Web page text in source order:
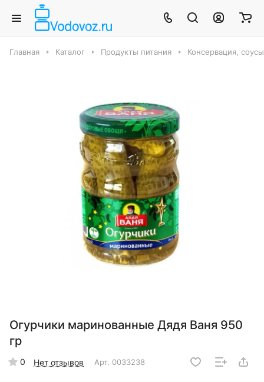
Главная Каталог Продукты питания Консервация,
Огурчики маринованные Дядя Ваня 950
гр
0 Нет отзывов Арт. 0033238